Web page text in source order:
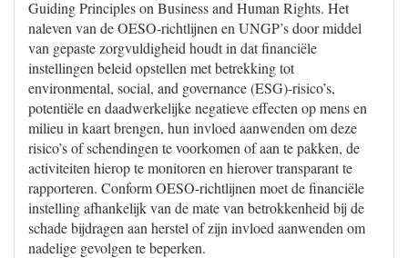
Guiding Principles on Business and Human Rights. Het
naleven van de OESO-richtlijnen en UNGP’s door middel
van gepaste zorgvuldigheid houdt in dat financiële
instellingen beleid opstellen met betrekking tot
environmental, social, and governance (ESG)-risico’s,
potentiële en daadwerkelijke negatieve effecten op mens en
milieu in kaart brengen, hun invloed aanwenden om deze
risico’s of schendingen te voorkomen of aan te pakken, de
activiteiten hierop te monitoren en hierover transparant te
rapporteren. Conform OESO-richtlijnen moet de financiële
instelling afhankelijk van de mate van betrokkenheid bij de
schade bijdragen aan herstel of zijn invloed aanwenden om
nadelige gevolgen te beperken.